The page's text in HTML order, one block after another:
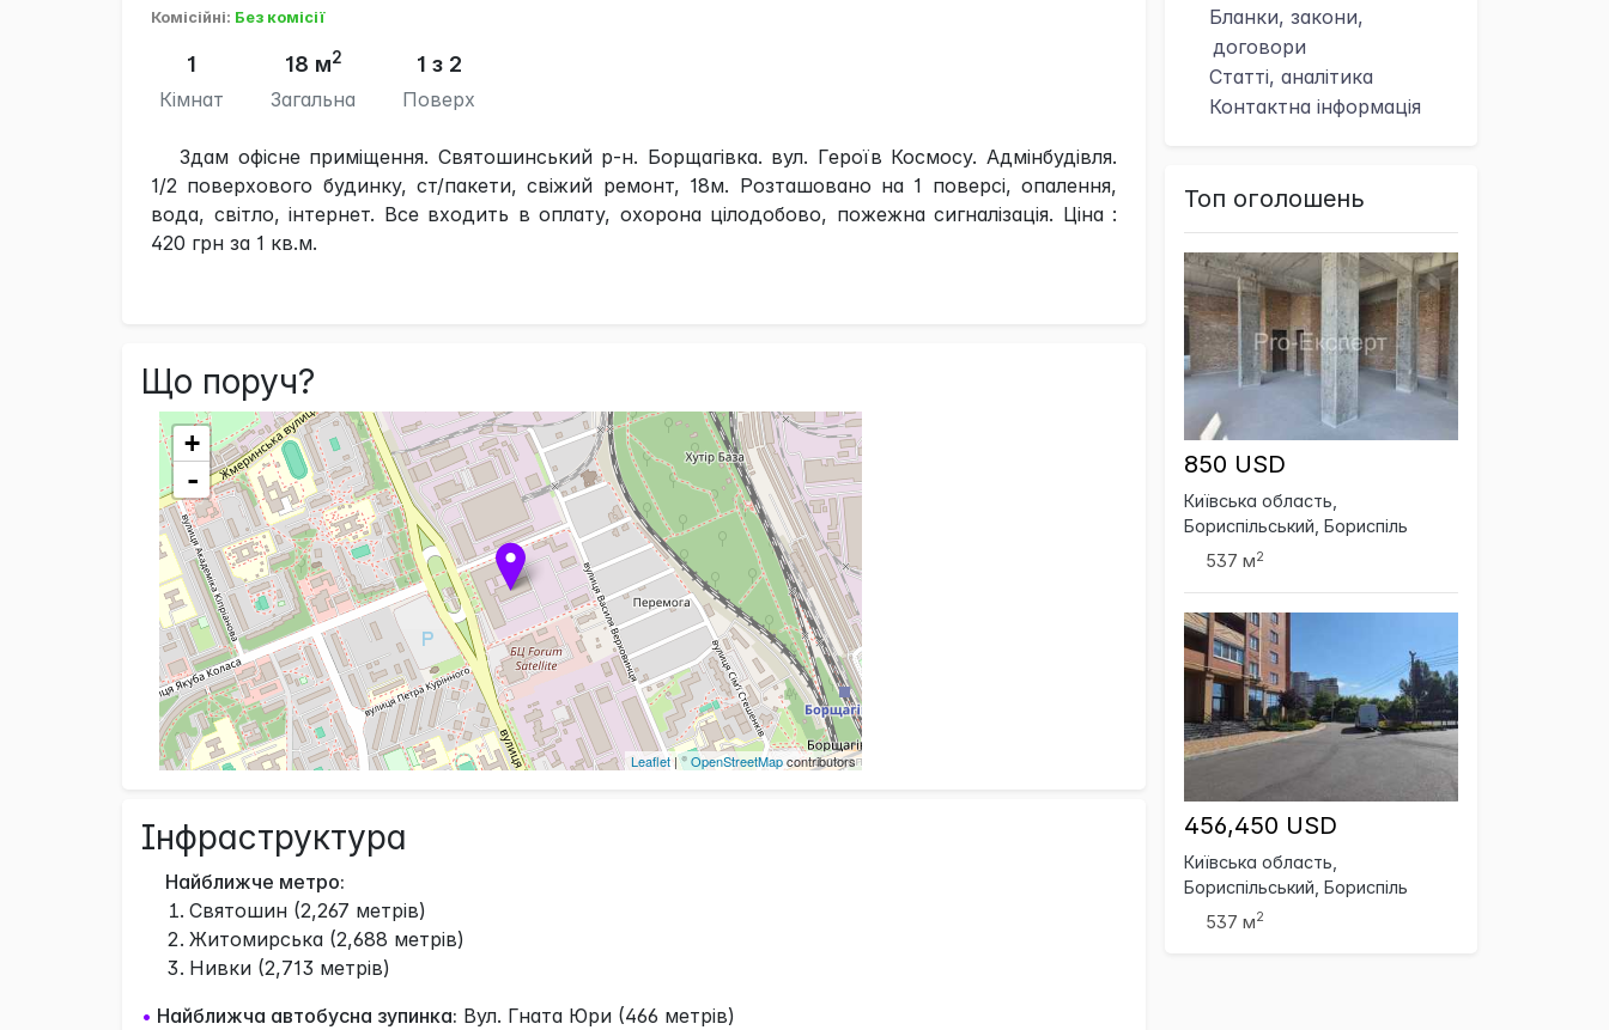
Комісійні: Без комісії
1
Кімнат
18 м2
Загальна
1 з 2
Поверх
Здам офісне приміщення. Святошинський р-н. Борщагівка. вул. Героїв Космосу. Адмінбудівля.
1/2 поверхового будинку, ст/пакети, свіжий ремонт, 18м. Розташовано на 1 поверсі, опалення,
вода, світло, інтернет. Все входить в оплату, охорона цілодобово, пожежна сигналізація. Ціна :
420 грн за 1 кв.м.
Що поруч?
+
-
Leaflet| ©OpenStreetMapcontributors
Інфраструктура
Найближче метро:
Святошин (2,267 метрів)
Житомирська (2,688 метрів)
Нивки (2,713 метрів)
• Найближча автобусна зупинка: Вул. Гната Юри (466 метрів)
Бланки, закони,
договори
Статті, аналітика
Контактна інформація
Топ оголошень
850 USD
Київська область,
Бориспільський, Бориспіль
537 м2
456,450 USD
Київська область,
Бориспільський, Бориспіль
537 м2